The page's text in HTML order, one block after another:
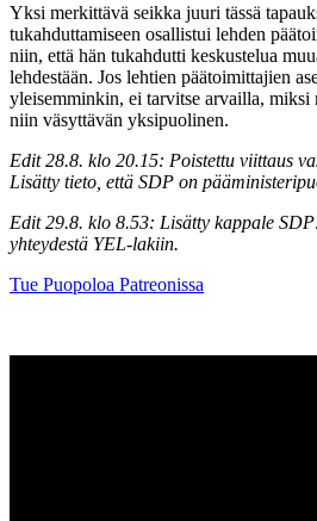
Yksi merkittävä seikka juuri tässä
tukahduttamiseen osallistui lehden
niin, että hän tukahdutti keskustelua
lehdestään. Jos lehtien päätoimittajien
yleisemminkin, ei tarvitse arvailla, miksi
niin väsyttävän yksipuolinen.
Edit 28.8. klo 20.15: Poistettu viittaus
Lisätty tieto, että SDP on
Edit 29.8. klo 8.53: Lisätty kappale
yhteydestä YEL-lakiin.
Tue Puopoloa Patreonissa